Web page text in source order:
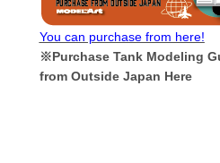
You can purchase from here!
※Purchase Tank Modeling
from Outside Japan Here